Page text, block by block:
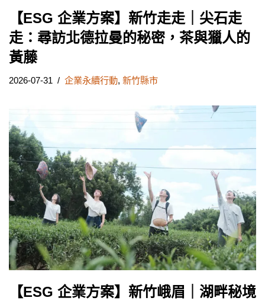
【ESG 企業方案】新竹走走｜尖石走
走：尋訪北德拉曼的秘密，茶與獵人的
黃藤
2026-07-31 企業永續行動, 新竹縣市
【ESG 企業方案】新竹峨眉｜湖畔秘境